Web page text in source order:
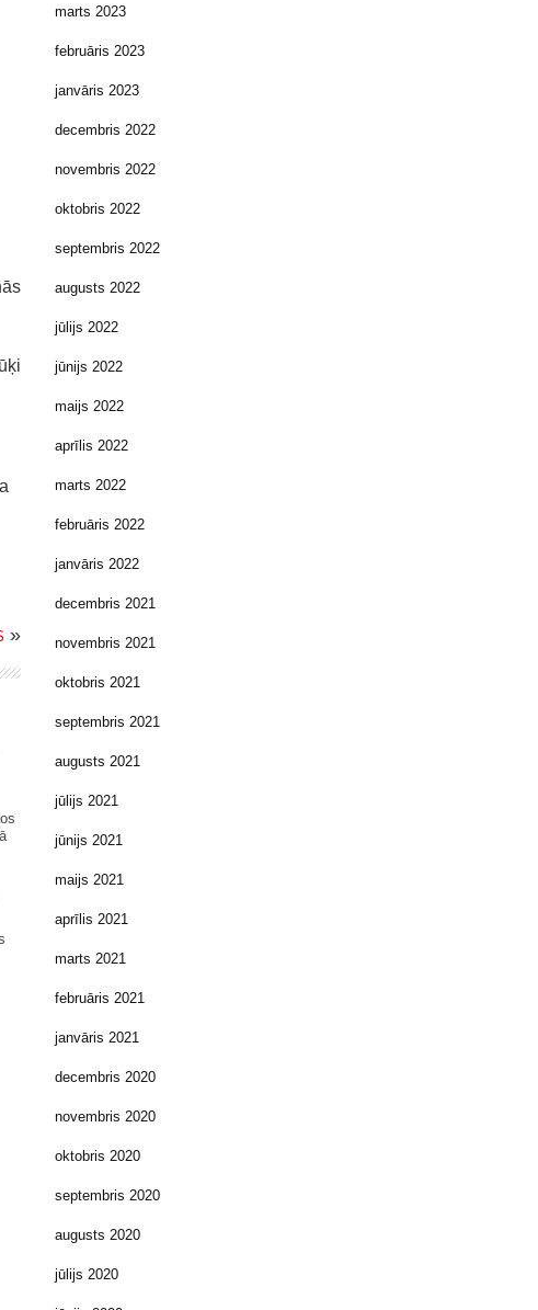
»
marts 2023
februāris 2023
janvāris 2023
decembris 2022
novembris 2022
oktobris 2022
septembris 2022
augusts 2022
jūlijs 2022
jūnijs 2022
maijs 2022
aprīlis 2022
marts 2022
februāris 2022
janvāris 2022
decembris 2021
novembris 2021
oktobris 2021
septembris 2021
augusts 2021
jūlijs 2021
jūnijs 2021
maijs 2021
aprīlis 2021
marts 2021
februāris 2021
janvāris 2021
decembris 2020
novembris 2020
oktobris 2020
septembris 2020
augusts 2020
jūlijs 2020